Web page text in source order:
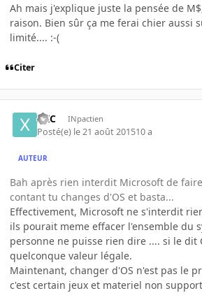
Ah mais j'explique juste la pensée de
raison. Bien sûr ça me ferai chier aussi
limité.... :-(
Citer
XXC INpactien
Posté(e) le 21 août 201510 a
AUTEUR
Bah après rien interdit Microsoft de
contant tu changes d'OS et basta...
Effectivement, Microsoft ne s'interdit
ils pourait meme effacer l'ensemble du
personne ne puisse rien dire .... si le dit
quelconque valeur légale.
Maintenant, changer d'OS n'est pas le
c'est certain jeux et materiel non